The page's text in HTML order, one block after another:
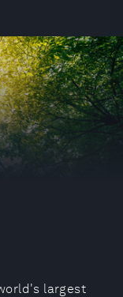
largest